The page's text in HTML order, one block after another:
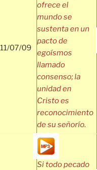
07/09
ofrece el
mundo se
sustenta en un
pacto de
egoísmos
llamado
consenso; la
unidad en
Cristo es
reconocimiento
de su señorío.
Si todo pecado